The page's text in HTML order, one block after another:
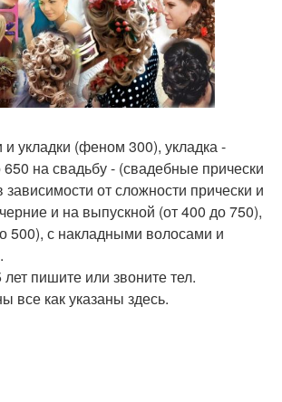
и укладки (феном 300), укладка -
на свадьбу - (свадебные прически
от сложности прически и
и на выпускной (от 400 до 750),
500), с накладными волосами и
пишите или звоните тел.
все как указаны здесь.